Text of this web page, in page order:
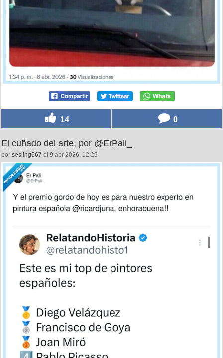
14 0
El cuñado del arte, por @ErPali_
por sesling667 el 9 abr 2026, 12:29